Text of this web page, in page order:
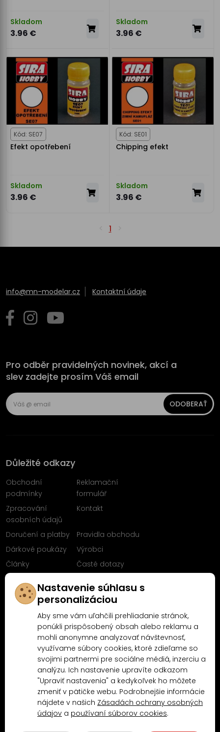
Skladom
3.96 €
Skladom
3.96 €
Kód: SE07
Efekt opotřebení
Skladom
3.96 €
Kód: SE01
Chipping efekt
Skladom
3.96 €
1
info@mn-modelar.cz Kontaktní údaje
Pro odběr pravidelných novinek, akcí a
slev zadejte prosím Váš email
ODOBERAŤ
Důležité odkazy
Obchodní
podmínky
Reklamační
formulář
Zpracování
osobních údajů
Kontakt
Doručení a platby
Pravidla obchodu
Dárkové poukázy
Výrobci
Články
Časté dotazy
Facebooku
Proč nakoupit u MN-Modelář.cz
4.9/5(10481x) 4.5/5 (189x)
Nastavenie súhlasu s
personalizáciou
Aby sme vám uľahčili prehliadanie stránok,
ponúkli prispôsobený obsah alebo reklamu a
mohli anonymne analyzovať návštevnosť,
využívame súbory cookies, ktoré zdieľame so
svojimi partnermi pre sociálne médiá, inzerciu a
analýzu. Ich nastavenie upravíte odkazom
"Upraviť nastavenia" a kedykoľvek ho môžete
zmeniť v pätičke webu. Podrobnejšie informácie
nájdete v našich Zásadách ochrany osobných
údajov a používaní súborov cookies.